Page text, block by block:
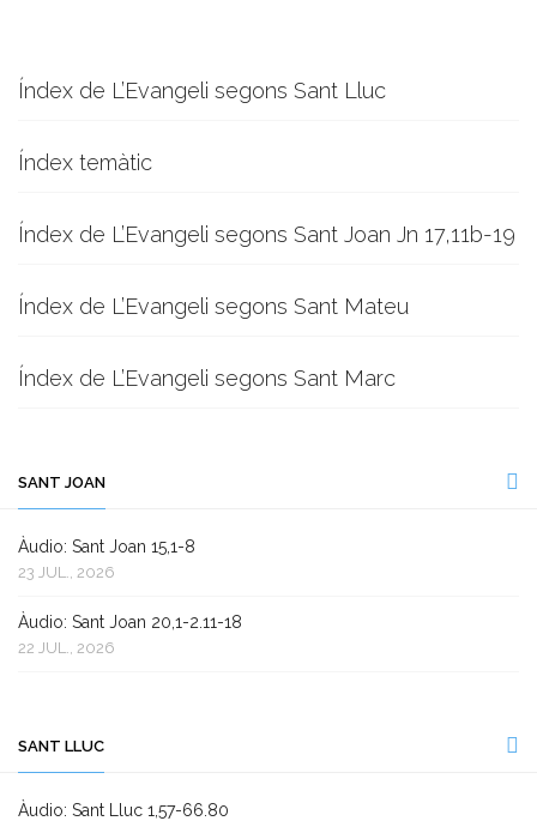
Índex de L’Evangeli segons Sant Lluc
Índex temàtic
Índex de L’Evangeli segons Sant Joan Jn 17,11b-19
Índex de L’Evangeli segons Sant Mateu
Índex de L’Evangeli segons Sant Marc
SANT JOAN
Àudio: Sant Joan 15,1-8
23 JUL., 2026
Àudio: Sant Joan 20,1-2.11-18
22 JUL., 2026
SANT LLUC
Àudio: Sant Lluc 1,57-66.80